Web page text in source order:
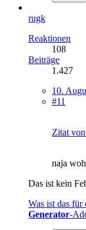
rugk
Reaktionen
108
Beiträge
1.427
10.
#11
Zitat
naja
Das ist kein
Was ist das für
Generator-